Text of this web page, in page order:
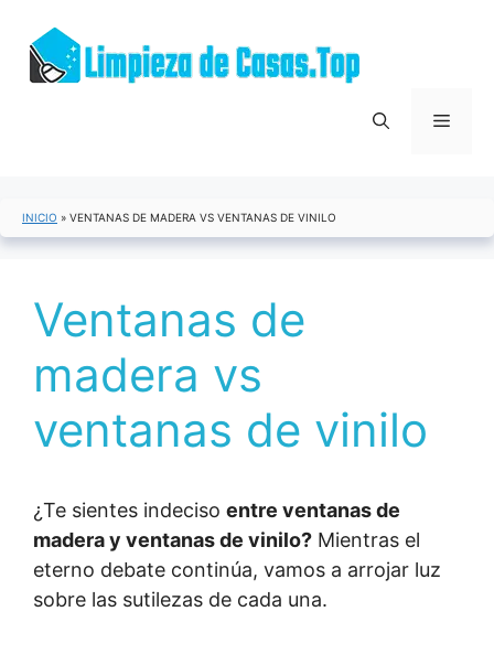
contenido
Menú
INICIO » VENTANAS DE MADERA VS VENTANAS DE VINILO
Ventanas de
madera vs
ventanas de vinilo
¿Te sientes indeciso entre ventanas de
madera y ventanas de vinilo? Mientras el
eterno debate continúa, vamos a arrojar luz
sobre las sutilezas de cada una.